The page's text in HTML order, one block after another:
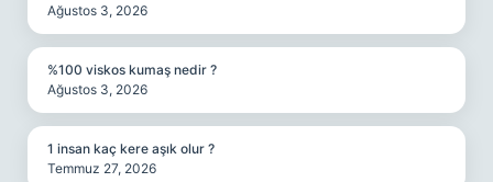
Ağustos 3, 2026
%100 viskos kumaş nedir ?
Ağustos 3, 2026
1 insan kaç kere aşık olur ?
Temmuz 27, 2026